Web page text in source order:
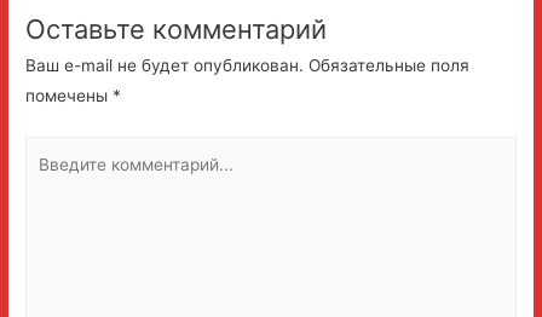
Оставьте комментарий
Ваш e-mail не будет опубликован. Обязательные поля
помечены *